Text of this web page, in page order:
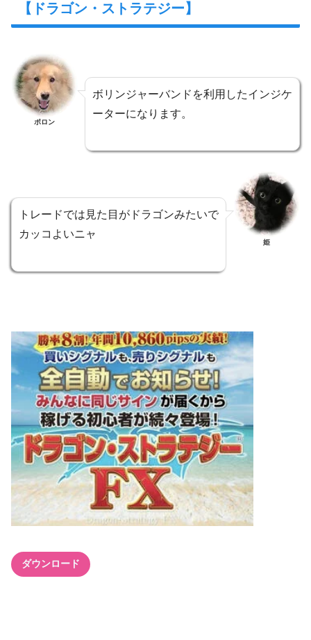
【ドラゴン・ストラテジー】
ポロン
ボリンジャーバンドを利用したインジケ
ーターになります。
トレードでは見た目がドラゴンみたいで
カッコよいニャ
姫
ダウンロード